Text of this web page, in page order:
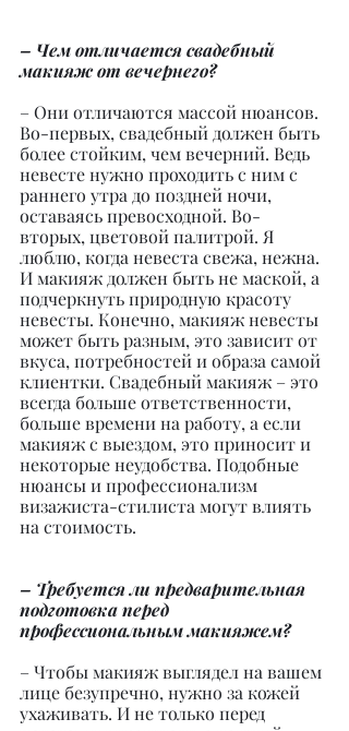
– Чем отличается свадебный
макияж от вечернего?
– Они отличаются массой нюансов.
Во-первых, свадебный должен быть
более стойким, чем вечерний. Ведь
невесте нужно проходить с ним с
раннего утра до поздней ночи,
оставаясь превосходной. Во-
вторых, цветовой палитрой. Я
люблю, когда невеста свежа, нежна.
И макияж должен быть не маской, а
подчеркнуть природную красоту
невесты. Конечно, макияж невесты
может быть разным, это зависит от
вкуса, потребностей и образа самой
клиентки. Свадебный макияж – это
всегда больше ответственности,
больше времени на работу, а если
макияж с выездом, это приносит и
некоторые неудобства. Подобные
нюансы и профессионализм
визажиста-стилиста могут влиять
на стоимость.
– Требуется ли предварительная
подготовка перед
профессиональным макияжем?
– Чтобы макияж выглядел на вашем
лице безупречно, нужно за кожей
ухаживать. И не только перед